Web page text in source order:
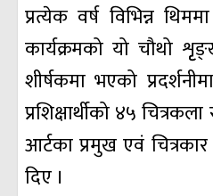
प्रत्येक वर्ष विभिन्न
कार्यक्रमको यो चौथो
शीर्षकमा भएको
प्रशिक्षार्थीको ४५
आर्टका प्रमुख एवं
दिए ।